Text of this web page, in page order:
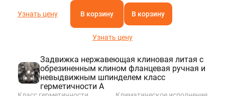
Узнать цену В корзину В корзину
Узнать цену
Задвижка нержавеющая клиновая литая с
обрезиненным клином фланцевая ручная и
невыдвижным шпинделем класс
герметичности A